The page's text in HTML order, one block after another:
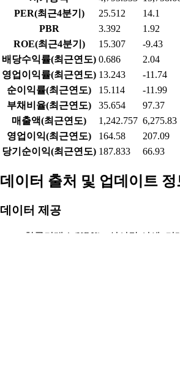
2026-07-10 60,400 24,067
0.33%
2026-07-09 55,600 38,153
0.52%
2026-07-08 60,700 33,518
0.46%
2026-07-07 62,000 28,955 0.40%
업종 내 비교
전자장비/기기 업종(96개) 연간 기준
항목 현재 종목 업종 평균
시가총액
4,793.533 15,758.66
PER(최근4분기)
25.512 14.1
ROE(최근4분기)
15.307 -9.43
영업이익률(최근연도)